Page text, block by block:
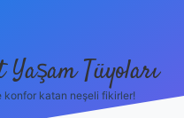
Yaşam Tüyoları
konfor katan neşeli fikirler!